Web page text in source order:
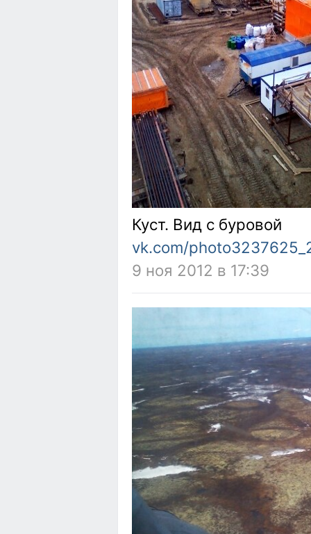
Куст. Вид с буровой
vk.com/
9 ноя 2012 в 17:39